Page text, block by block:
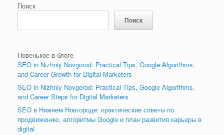
Поиск
Поиск
Новенькое в блоге
SEO in Nizhniy Novgorod: Practical Tips, Google Algorithms,
and Career Growth for Digital Marketers
SEO in Nizhniy Novgorod: Practical Tips, Google Algorithms,
and Career Steps for Digital Marketers
SEO в Нижнем Новгороде: практические советы по
продвижению, алгоритмы Google и план развития карьеры в
digital